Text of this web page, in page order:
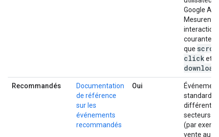
Google
Mesurent
courantes
que
clicket
download
Recommandés
Documentation
de référence
sur les
événements
recommandés
Oui
différents
secteurs
(par
vente au